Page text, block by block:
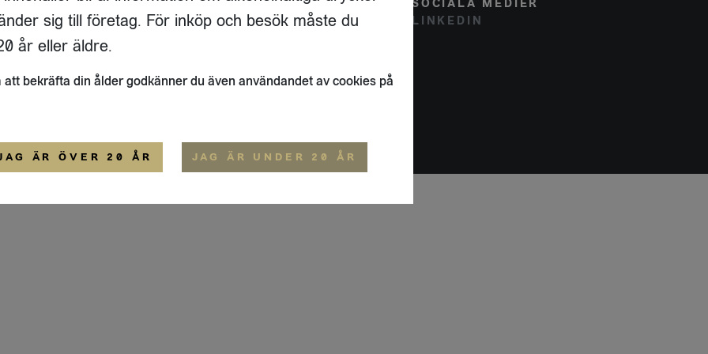
17 A
STOCKHOLM
FLAIVY
OM OSS
SOCIALA MEDIER
LINKEDIN
ALLMÄNNA VILLKOR
sig till företag. För inköp och besök måste du
år eller äldre.
att bekräfta din ålder godkänner du även användandet av cookies på
ÄR ÖVER 20 ÅR JAG ÄR UNDER 20 ÅR